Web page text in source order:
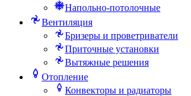
Напольно-потолочные
Вентиляция
Бризеры и проветриватели
Приточные установки
Вытяжные решения
Отопление
Конвекторы и радиаторы